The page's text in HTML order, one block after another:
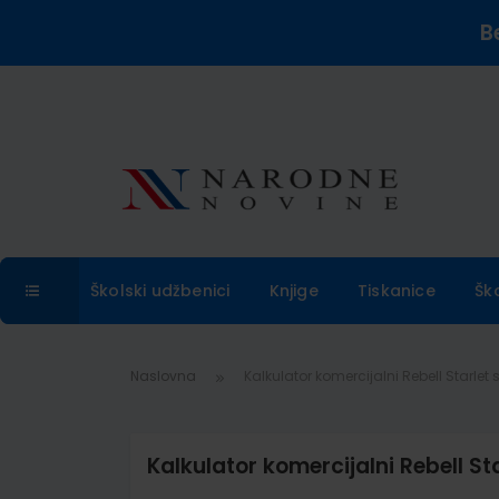
Školski udžbenici Knjige Tiskanice
Naslovna
Kalkulator komercijalni Rebell